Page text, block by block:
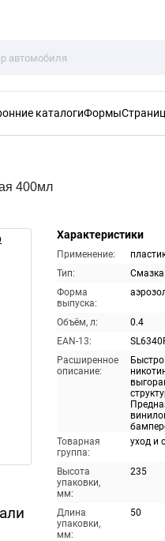
каталогиФормы
400мл
Характеристики
Применение:
Тип:
Смазка
Форма
выпуска:
Объём, л:
0.4
EAN-13:
Расширенное
описание:
Товарная
группа:
уход и
Высота
упаковки,
мм:
235
Длина
упаковки,
мм:
50